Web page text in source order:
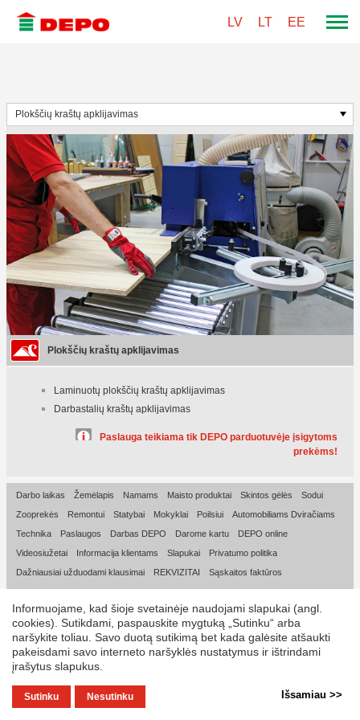
Informuojame, kad šioje svetainėje naudojami slapukai (angl.
cookies). Sutikdami, paspauskite mygtuką „Sutinku“ arba
naršykite toliau. Savo duotą sutikimą bet kada galėsite atšaukti
pakeisdami savo interneto naršyklės nustatymus ir ištrindami
įrašytus slapukus.
Sutinku Nesutinku Išsamiau >>
LV LT EE
Plokščių kraštų apklijavimas
Laminuotų plokščių kraštų apklijavimas
Darbastalių kraštų apklijavimas
Paslauga teikiama tik DEPO parduotuvėje įsigytoms
prekėms!
Darbo laikas Žemėlapis Namams Maisto produktai Skintos gėlės
Sodui
Zooprekės
Remontui Statybai Mokyklai Poilsiui
Automobiliams Dviračiams
Technika
Paslaugos Darbas DEPO Darome kartu
DEPO online
Videosiužetai
Informacija klientams Slapukai
Privatumo politika
Dažniausiai užduodami klausimai
REKVIZITAI Sąskaitos faktūros